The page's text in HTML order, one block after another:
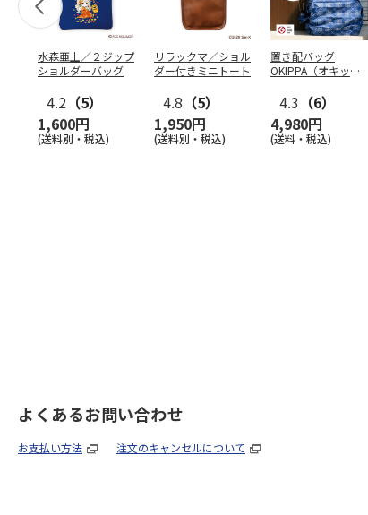
水森亜土／２ジップ
ショルダーバッグ
4.2 （5）
1,600円
(送料別・税込)
リラックマ／ショル
ダー付きミニトート
4.8 （5）
1,950円
(送料別・税込)
置き配バッグ
OKIPPA（オキッ
4.3 （6）
4,980円
(送料・税込)
よくあるお問い合わせ
お支払い方法 注文のキャンセルについて